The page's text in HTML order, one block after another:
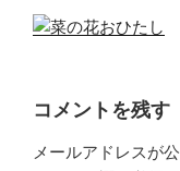
コメントを残す
メールアドレスが